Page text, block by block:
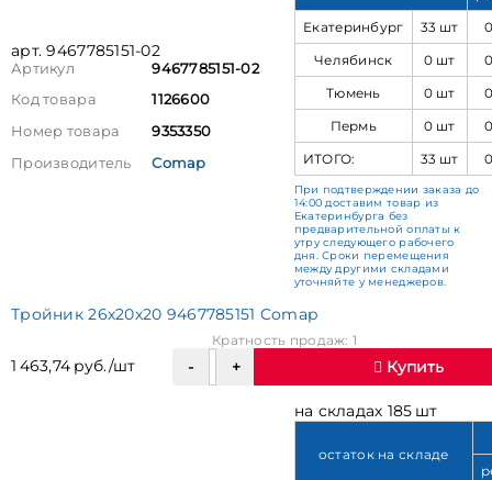
арт. 9467785151-02
Артикул
9467785151-02
Код товара
1126600
Номер товара
9353350
Производитель
Comap
Екатеринбург
33 шт
Челябинск
0 шт
Тюмень
0 шт
Пермь
0 шт
ИТОГО:
33 шт
При подтверждении заказа до
14:00 доставим товар из
Екатеринбурга без
предварительной оплаты к
утру следующего рабочего
дня. Сроки перемещения
между другими складами
уточняйте у менеджеров.
Тройник 26х20х20 9467785151 Comap
1 463,74 руб./шт
Кратность продаж: 1
Купить
на складах 185 шт
остаток на складе